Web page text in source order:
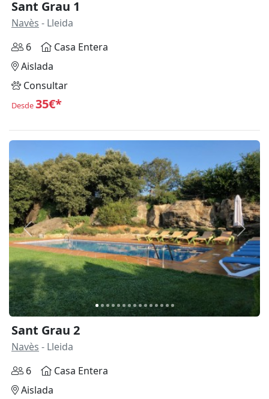
Sant Grau 1
Navès - Lleida
6
Casa Entera
Aislada
Consultar
Desde35€*
Anterior
Sant Grau 2
Navès - Lleida
6
Casa Entera
Aislada